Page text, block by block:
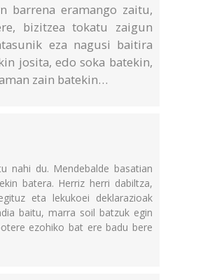
barrena eramango zaitu,
bizitzea tokatu zaigun
eza nagusi baitira
josita, edo soka batekin,
zain batekin…
nahi du. Mendebalde basatian
batera. Herriz herri dabiltza,
eta lekukoei deklarazioak
baitu, marra soil batzuk egin
ezohiko bat ere badu bere